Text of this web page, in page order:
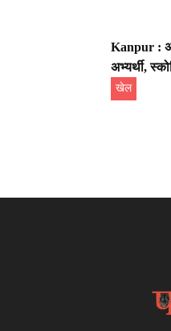
Kanpur :
अभ्यर्थी,
खेल